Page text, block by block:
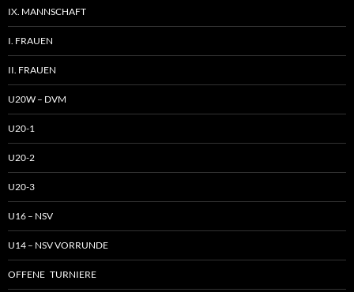
IX. MANNSCHAFT
I. FRAUEN
II. FRAUEN
U20W – DVM
U20-1
U20-2
U20-3
U16 – NSV
U14 – NSV VORRUNDE
OFFENE TURNIERE